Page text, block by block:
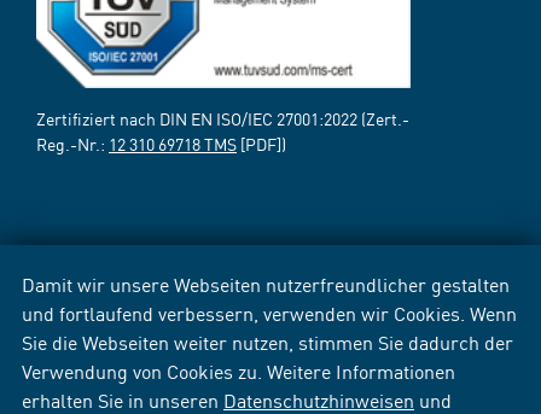
Damit wir unsere Webseiten nutzerfreundlicher gestalten
und fortlaufend verbessern, verwenden wir Cookies. Wenn
Sie die Webseiten weiter nutzen, stimmen Sie dadurch der
Verwendung von Cookies zu. Weitere Informationen
erhalten Sie in unseren Datenschutzhinweisen und
Zertifiziert nach DIN EN ISO/IEC 27001:2022 (Zert.-
Reg.-Nr.: 12 310 69718 TMS [PDF])